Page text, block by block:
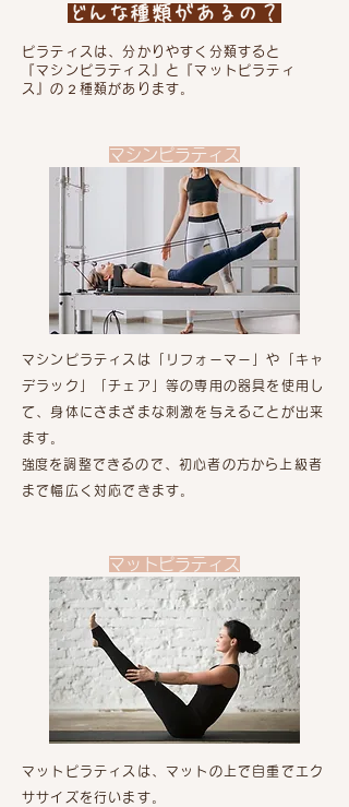
​どんな種類があるの？
ピラティスは、分かりやすく分類すると
『マシンピラティス』と『マットピラティ
ス』の２種類があります。
マシンピラティス
マシンピラティスは「リフォーマー」や「キャ
デラック」「チェア」等の専用の器具を使用し
て、身体にさまざまな刺激を与えることが出来
ます。
​強度を調整できるので、初心者の方から上級者
まで幅広く対応できます。
マットピラティス
マットピラティスは、マットの上で自重でエク
ササイズを行います。